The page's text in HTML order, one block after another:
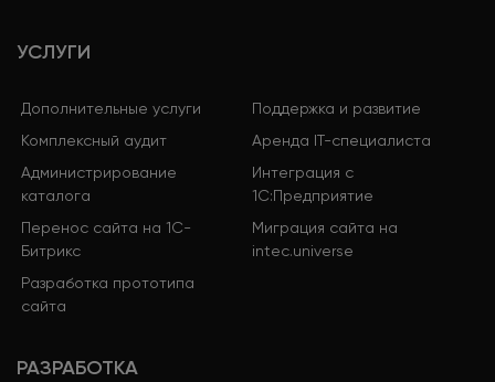
УСЛУГИ
Дополнительные услуги
Поддержка и развитие
Комплексный аудит
Аренда IT-специалиста
Администрирование
каталога
Интеграция с
1С:Предприятие
Перенос сайта на 1С-
Битрикс
Миграция сайта на
intec.universe
Разработка прототипа
сайта
РАЗРАБОТКА